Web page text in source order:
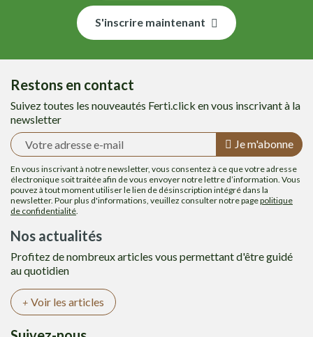
S'inscrire maintenant
Restons en contact
Suivez toutes les nouveautés Ferti.click en vous inscrivant à la
newsletter
Je m'abonne
En vous inscrivant à notre newsletter, vous consentez à ce que votre adresse
électronique soit traitée afin de vous envoyer notre lettre d’information. Vous
pouvez à tout moment utiliser le lien de désinscription intégré dans la
newsletter. Pour plus d'informations, veuillez consulter notre pagepolitique
de confidentialité
Nos actualités
Profitez de nombreux articles vous permettant d'être guidé
au quotidien
Voir les articles